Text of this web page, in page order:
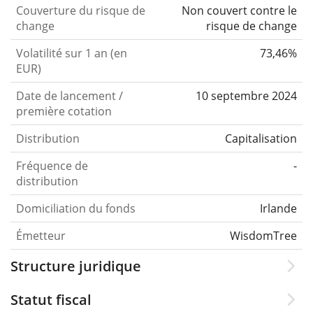
Couverture du risque de
change
Non couvert contre le
risque de change
Volatilité sur 1 an (en
EUR)
73,46%
Date de lancement /
première cotation
10 septembre 2024
Distribution
Capitalisation
Fréquence de
distribution
-
Domiciliation du fonds
Irlande
Émetteur
WisdomTree
Structure juridique
Statut fiscal